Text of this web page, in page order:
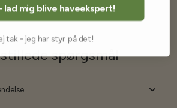
spørgsmål
lad mig blive haveekspert!
tak - jeg har styr på det!